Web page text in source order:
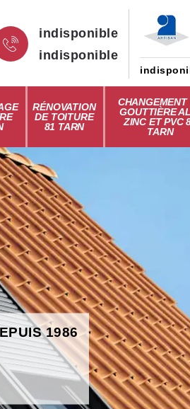
indisponible
indisponible
RÉNOVATION
DE TOITURE
81 TARN
CHANGEMENT
GOUTTIÈRE
ZINC ET PVC
TARN
1986